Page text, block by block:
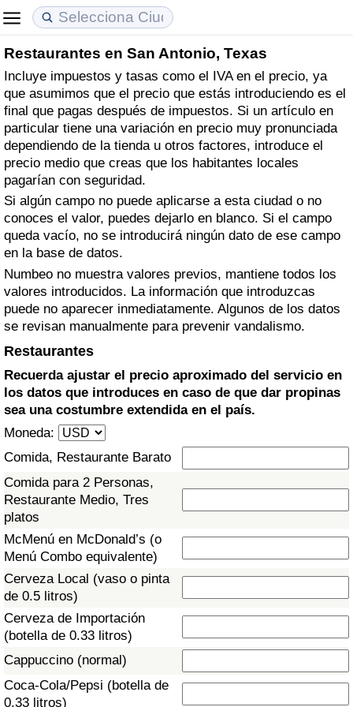
Restaurantes en San Antonio, Texas
Incluye impuestos y tasas como el IVA en el precio, ya
que asumimos que el precio que estás introduciendo es el
final que pagas después de impuestos. Si un artículo en
particular tiene una variación en precio muy pronunciada
dependiendo de la tienda u otros factores, introduce el
precio medio que creas que los habitantes locales
pagarían con seguridad.
Si algún campo no puede aplicarse a esta ciudad o no
conoces el valor, puedes dejarlo en blanco. Si el campo
queda vacío, no se introducirá ningún dato de ese campo
en la base de datos.
Numbeo no muestra valores previos, mantiene todos los
valores introducidos. La información que introduzcas
puede no aparecer inmediatamente. Algunos de los datos
se revisan manualmente para prevenir vandalismo.
Restaurantes
Recuerda ajustar el precio aproximado del servicio en
los datos que introduces en caso de que dar propinas
sea una costumbre extendida en el país.
Moneda:
Comida, Restaurante Barato
Comida para 2 Personas,
Restaurante Medio, Tres
platos
McMenú en McDonald’s (o
Menú Combo equivalente)
Cerveza Local (vaso o pinta
de 0.5 litros)
Cerveza de Importación
(botella de 0.33 litros)
Cappuccino (normal)
Coca-Cola/Pepsi (botella de
0.33 litros)
Coste de vida
Índice de Costo de Vida (Actual)
Índice de Costo de Vida
Índice de costo de vida por país
en aqaba
Precios de las propiedades
Índice de Precios de Inmuebles (Actual)
Índice de Precios de Inmuebles
Índice de Precios de Inmuebles por País
Calidad de Vida
Índice de Calidad de Vida
Índice de Calidad de Vida (Actual)
Índice de calidad de vida por país
Delincuencia
Calificación del Índice de Criminalidad
(Actual)
Índice de Criminalidad
Índice de criminalidad por país
Sanidad
Índice de Sanidad (Actual)
Índice de Sanidad
Índice de Sanidad por País
Contaminación
Índice de Contaminación (Actual)
Índice de contaminación
Índice de Contaminación por País